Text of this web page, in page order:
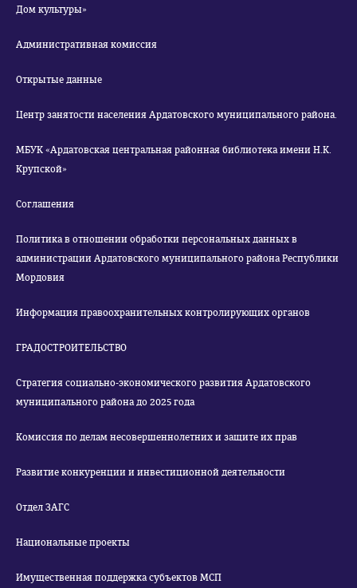
Дом культуры»
Административная комиссия
Открытые данные
Центр занятости населения Ардатовского муниципального района.
МБУК «Ардатовская центральная районная библиотека имени Н.К.
Крупской»
Соглашения
Политика в отношении обработки персональных данных в
администрации Ардатовского муниципального района Республики
Мордовия
Информация правоохранительных контролирующих органов
ГРАДОСТРОИТЕЛЬСТВО
Стратегия социально-экономического развития Ардатовского
муниципального района до 2025 года
Комиссия по делам несовершеннолетних и защите их прав
Развитие конкуренции и инвестиционной деятельности
Отдел ЗАГС
Национальные проекты
Имущественная поддержка субъектов МСП